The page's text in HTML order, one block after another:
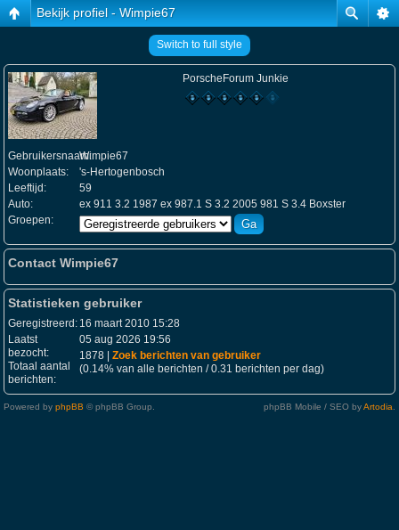
Bekijk profiel - Wimpie67
Switch to full style
PorscheForum Junkie
Gebruikersnaam:Wimpie67
Woonplaats:
's-Hertogenbosch
Leeftijd:
59
Auto:
ex 911 3.2 1987 ex 987.1 S 3.2 2005 981 S 3.4 Boxster
Groepen:
Contact Wimpie67
Statistieken gebruiker
Geregistreerd: 16 maart 2010 15:28
Laatst
bezocht:
05 aug 2026 19:56
Totaal aantal
berichten:
1878 | Zoek berichten van gebruiker
(0.14% van alle berichten / 0.31 berichten per dag)
Powered by phpBB © phpBB Group. phpBB Mobile / SEO byArtodia